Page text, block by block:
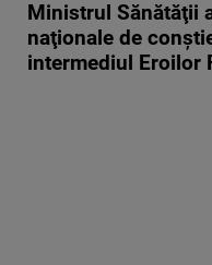
Ministrul Sănătăţii
naţionale de
intermediul Eroilor